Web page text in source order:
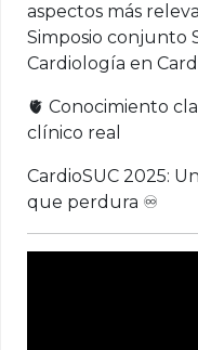
aspectos más
Simposio conjunto
Cardiología en
🫀 Conocimiento
clínico real
CardioSUC 2025:
que perdura ♾️